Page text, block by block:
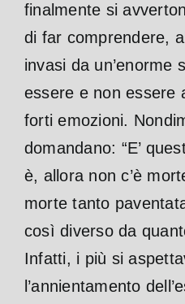
finalmente si
di far comprendere,
invasi da un’enorme
essere e non essere
forti emozioni.
domandano: “E’
è, allora non c’è
morte tanto
così diverso da
Infatti, i più si
l’annientamento